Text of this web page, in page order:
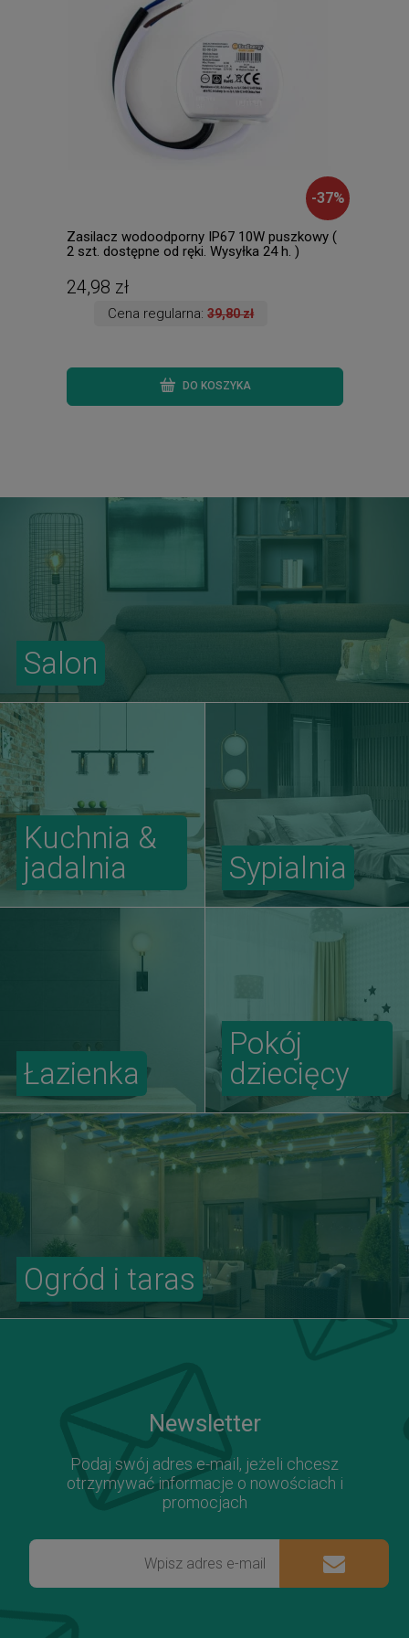
-37%
Zasilacz wodoodporny IP67 10W puszkowy (
2 szt. dostępne od ręki. Wysyłka 24 h. )
24,98 zł
Cena regularna:39,80 zł
DO KOSZYKA
Salon
Kuchnia &
jadalnia
Sypialnia
Ogród i taras
Łazienka
Pokój
dziecięcy
Newsletter
Podaj swój adres e-mail, jeżeli chcesz
otrzymywać informacje o nowościach i
promocjach